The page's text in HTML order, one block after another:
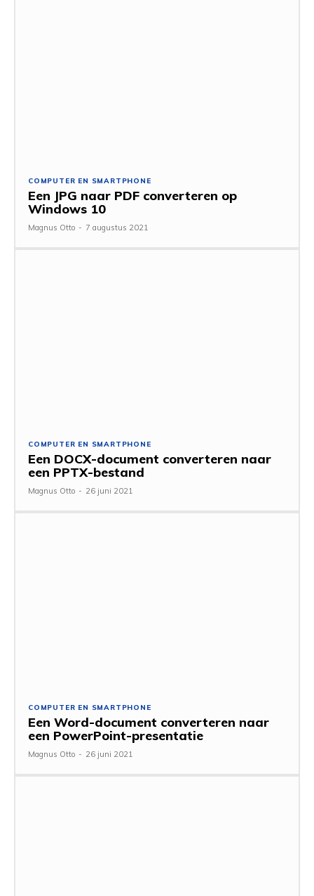
COMPUTER EN SMARTPHONE
Een JPG naar PDF converteren op
Windows 10
Magnus Otto - 7 augustus 2021
COMPUTER EN SMARTPHONE
Een DOCX-document converteren naar
een PPTX-bestand
Magnus Otto - 26 juni 2021
COMPUTER EN SMARTPHONE
Een Word-document converteren naar
een PowerPoint-presentatie
Magnus Otto - 26 juni 2021